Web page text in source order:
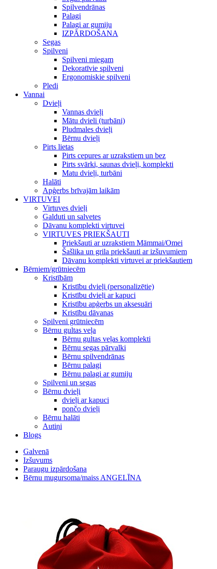
Spilvendrānas
Palagi
Palagi ar gumiju
IZPĀRDOŠANA
Segas
Spilveni
Spilveni miegam
Dekoratīvie spilveni
Ergonomiskie spilveni
Pledi
Vannai
Dvieļi
Vannas dvieļi
Mātu dvieli (turbāni)
Pludmales dvieļi
Bērnu dvieļi
Pirts lietas
Pirts cepures ar uzrakstiem un bez
Pirts svārki, saunas dvieļi, komplekti
Matu dvieļi, turbāni
Halāti
Apģerbs brīvajām laikām
VIRTUVEI
Virtuves dvieļi
Galduti un salvetes
Dāvanu komplekti virtuvei
VIRTUVES PRIEKŠAUTI
Priekšauti ar uzrakstiem Māmmai/Omei
Šašlika un grila priekšauti ar izšuvumiem
Dāvanu komplekti virtuvei ar priekšautiem
Bērniem/grūtniecēm
Kristībām
Kristību dvieļi (personalizētie)
Kristību dvieļi ar kapuci
Kristību apģerbs un aksesuāri
Kristību dāvanas
Spilveni grūtniecēm
Bērnu gultas veļa
Bērnu gultas veļas komplekti
Bērnu segas pārvalki
Bērnu spilvendrānas
Bērnu palagi
Bērnu palagi ar gumiju
Spilveni un segas
Bērnu dvieļi
dvieļi ar kapuci
pončo dvieļi
Bērnu halāti
Autiņi
Blogs
Galvenā
Izšuvums
Paraugu izpārdošana
Bērnu mugursoma/maiss ANGELĪNA